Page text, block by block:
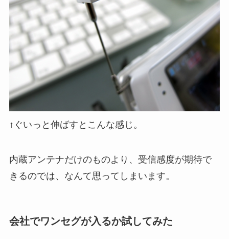
↑ぐいっと伸ばすとこんな感じ。
内蔵アンテナだけのものより、受信感度が期待で
きるのでは、なんて思ってしまいます。
会社でワンセグが入るか試してみた